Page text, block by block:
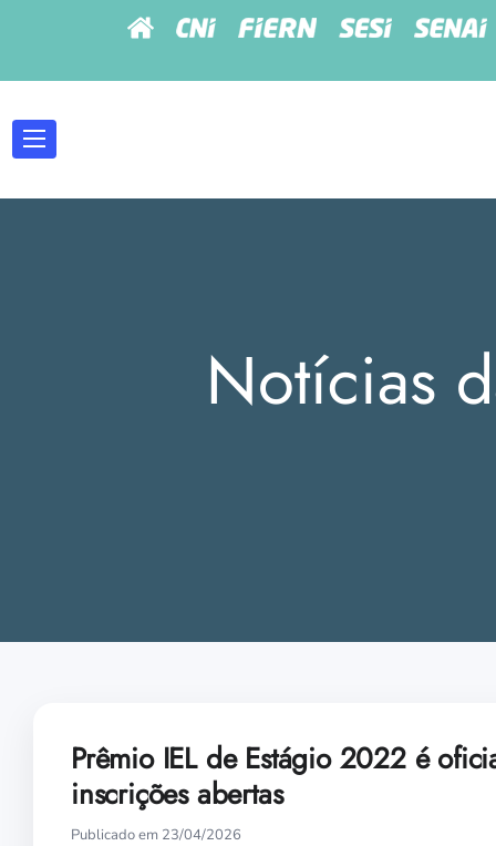
Notícias
Prêmio IEL de Estágio 2022 é
inscrições abertas
Publicado em 23/04/2026